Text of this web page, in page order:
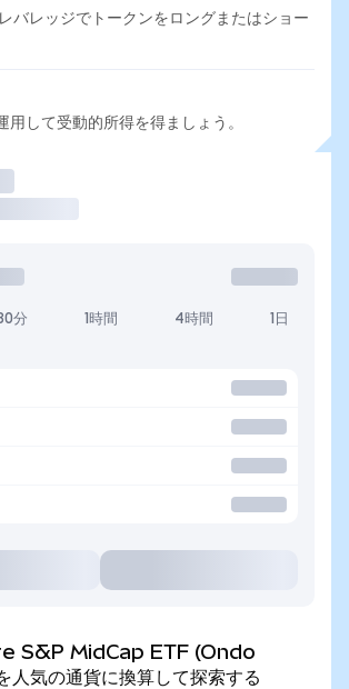
バレッジでトークンをロングまたはショー
用して受動的所得を得ましょう。
分 1時間 4時間 1日
S&P MidCap ETF (Ondo
気の通貨に換算して探索する